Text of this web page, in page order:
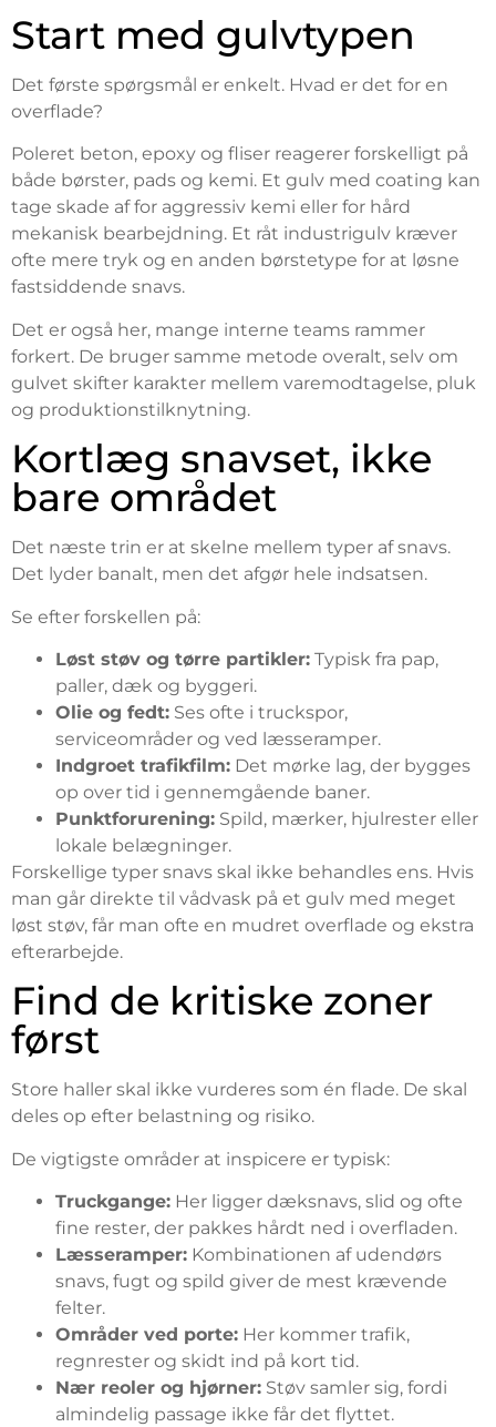
Start med gulvtypen
Det første spørgsmål er enkelt. Hvad er det for en
overflade?
Poleret beton, epoxy og fliser reagerer forskelligt på
både børster, pads og kemi. Et gulv med coating kan
tage skade af for aggressiv kemi eller for hård
mekanisk bearbejdning. Et råt industrigulv kræver
ofte mere tryk og en anden børstetype for at løsne
fastsiddende snavs.
Det er også her, mange interne teams rammer
forkert. De bruger samme metode overalt, selv om
gulvet skifter karakter mellem varemodtagelse, pluk
og produktionstilknytning.
Kortlæg snavset, ikke
bare området
Det næste trin er at skelne mellem typer af snavs.
Det lyder banalt, men det afgør hele indsatsen.
Se efter forskellen på:
Løst støv og tørre partikler: Typisk fra pap,
paller, dæk og byggeri.
Olie og fedt: Ses ofte i truckspor,
serviceområder og ved læsseramper.
Indgroet trafikfilm: Det mørke lag, der bygges
op over tid i gennemgående baner.
Punktforurening: Spild, mærker, hjulrester eller
lokale belægninger.
Forskellige typer snavs skal ikke behandles ens. Hvis
man går direkte til vådvask på et gulv med meget
løst støv, får man ofte en mudret overflade og ekstra
efterarbejde.
Find de kritiske zoner
først
Store haller skal ikke vurderes som én flade. De skal
deles op efter belastning og risiko.
De vigtigste områder at inspicere er typisk:
Truckgange: Her ligger dæksnavs, slid og ofte
fine rester, der pakkes hårdt ned i overfladen.
Læsseramper: Kombinationen af udendørs
snavs, fugt og spild giver de mest krævende
felter.
Områder ved porte: Her kommer trafik,
regnrester og skidt ind på kort tid.
Nær reoler og hjørner: Støv samler sig, fordi
almindelig passage ikke får det flyttet.